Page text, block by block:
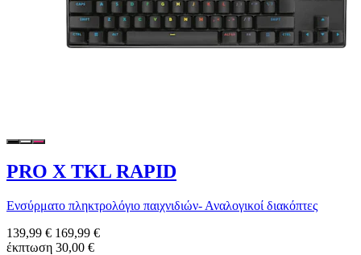
PRO X TKL RAPID
Ενσύρματο πληκτρολόγιο παιχνιδιών- Αναλογικοί διακόπτες
139,99 € 169,99 €
έκπτωση 30,00 €